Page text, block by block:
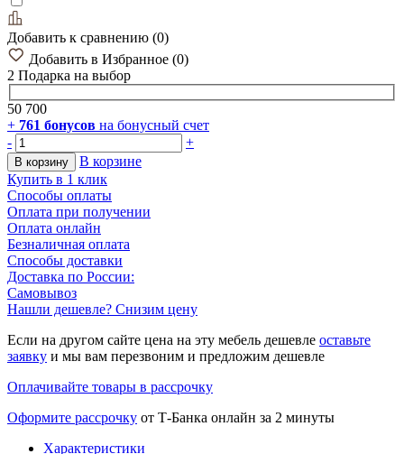
Добавить к сравнению (0)
Добавить в Избранное (0)
2 Подарка на выбор
50 700
+ 761 бонусов на бонусный счет
-
+
В корзину
В корзине
Купить в 1 клик
Способы оплаты
Оплата при получении
Оплата онлайн
Безналичная оплата
Способы доставки
Доставка по России:
Самовывоз
Нашли дешевле? Снизим цену
Если на другом сайте цена на эту мебель дешевле оставьте
заявку и мы вам перезвоним и предложим дешевле
Оплачивайте товары в рассрочку
Оформите рассрочку от Т-Банка онлайн за 2 минуты
Характеристики